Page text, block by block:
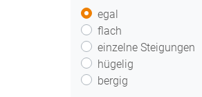
egal
flach
einzelne Steigungen
hügelig
bergig